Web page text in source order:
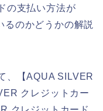
の支払い方法が
のかどうかの解説
、【AQUA SILVER
クレジットカー